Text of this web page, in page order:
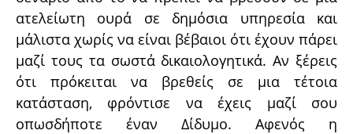
ατελείωτη ουρά σε δημόσια υπηρεσία και
μάλιστα χωρίς να είναι βέβαιοι ότι έχουν πάρει
μαζί τους τα σωστά δικαιολογητικά. Αν ξέρεις
ότι πρόκειται να βρεθείς σε μια τέτοια
κατάσταση, φρόντισε να έχεις μαζί σου
οπωσδήποτε έναν Δίδυμο. Αφενός η